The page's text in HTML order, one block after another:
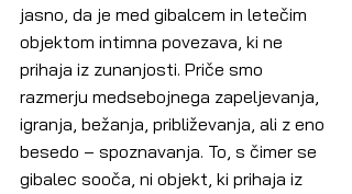
jasno, da je med gibalcem in letečim
objektom intimna povezava, ki ne
prihaja iz zunanjosti. Priče smo
razmerju medsebojnega zapeljevanja,
igranja, bežanja, približevanja, ali z eno
besedo – spoznavanja. To, s čimer se
gibalec sooča, ni objekt, ki prihaja iz